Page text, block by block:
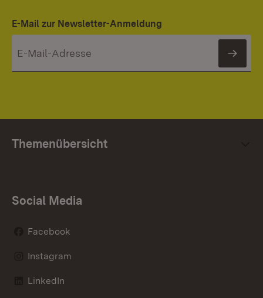
E-Mail zur Newsletter-Anmeldung
Themenübersicht
Social Media
Facebook
Instagram
LinkedIn